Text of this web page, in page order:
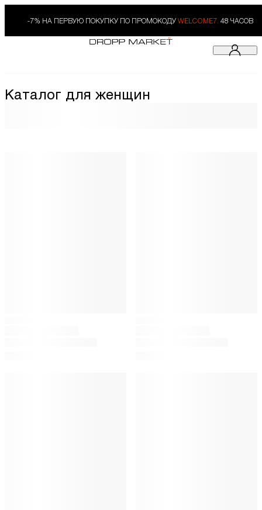
-7% НА ПЕРВУЮ ПОКУПКУ ПО ПРОМОКОДУ WELCOME7. 48 ЧАСОВ
Каталог для женщин